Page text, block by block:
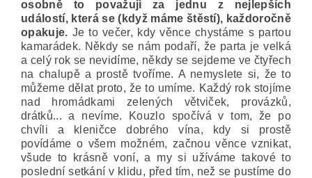
osobně to považuji za jednu z nejlepších
událostí, která se (když máme štěstí), každoročně
opakuje. Je to večer, kdy věnce chystáme s partou
kamarádek. Někdy se nám podaří, že parta je velká
a celý rok se nevidíme, někdy se sejdeme ve čtyřech
na chalupě a prostě tvoříme. A nemyslete si, že to
můžeme dělat proto, že to umíme. Každý rok stojíme
nad hromádkami zelených větviček, provázků,
drátků... a nevíme. Kouzlo spočívá v tom, že po
chvíli a kleničce dobrého vína, kdy si prostě
povídáme o všem možném, začnou věnce vznikat,
všude to krásně voní, a my si užíváme takové to
poslední setkání v klidu, před tím, než se pustíme do